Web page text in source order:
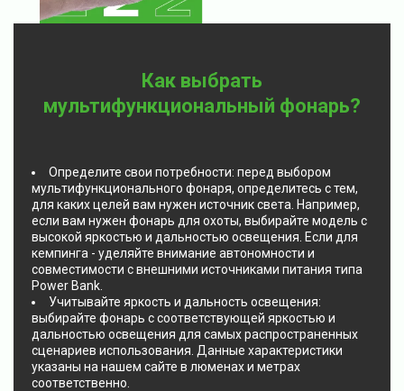
Как выбрать
мультифункциональный фонарь?
Определите свои потребности: перед выбором
мультифункционального фонаря, определитесь с тем,
для каких целей вам нужен источник света. Например,
если вам нужен фонарь для охоты, выбирайте модель с
высокой яркостью и дальностью освещения. Если для
кемпинга - уделяйте внимание автономности и
совместимости с внешними источниками питания типа
Power Bank.
Учитывайте яркость и дальность освещения:
выбирайте фонарь с соответствующей яркостью и
дальностью освещения для самых распространенных
сценариев использования. Данные характеристики
указаны на нашем сайте в люменах и метрах
соответственно.